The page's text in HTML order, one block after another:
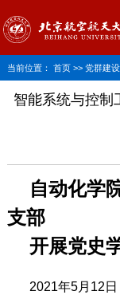
当前位置： 首页>> 党群建设
智能系统与控制
自动化学
支部
开展党史
2021年5月12